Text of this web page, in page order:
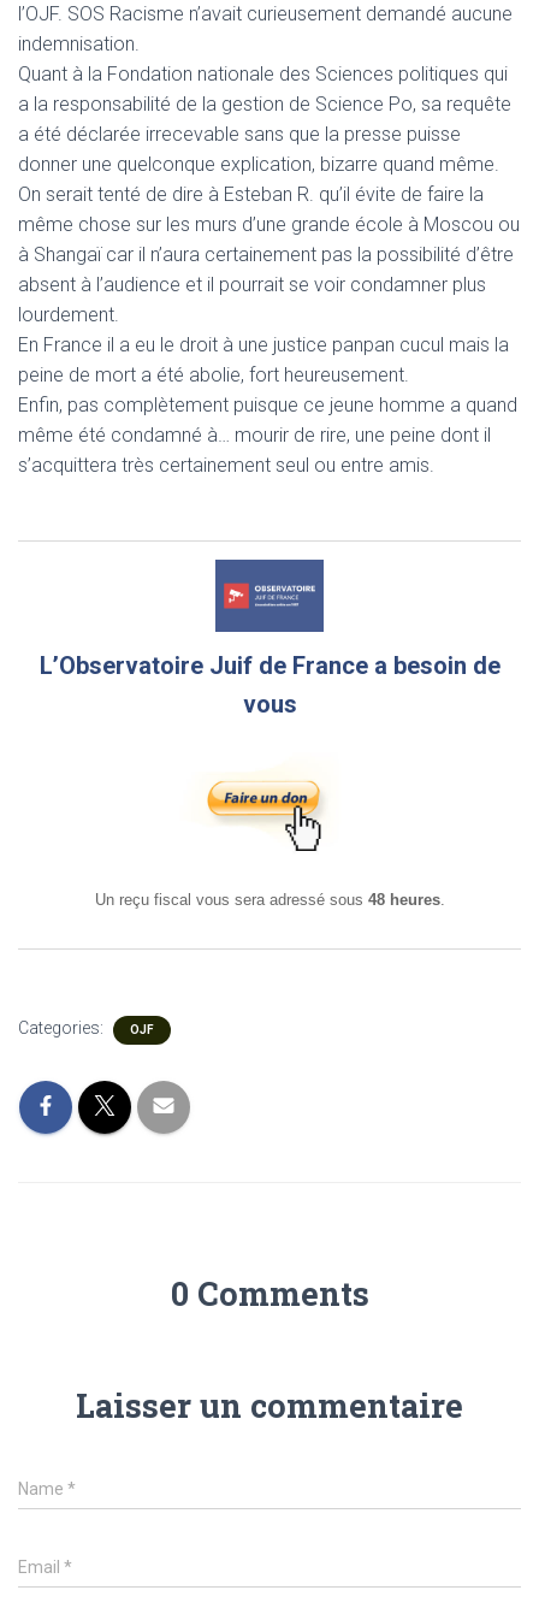
l’OJF. SOS Racisme n’avait curieusement demandé aucune
indemnisation.
Quant à la Fondation nationale des Sciences politiques qui
a la responsabilité de la gestion de Science Po, sa requête
a été déclarée irrecevable sans que la presse puisse
donner une quelconque explication, bizarre quand même.
On serait tenté de dire à Esteban R. qu’il évite de faire la
même chose sur les murs d’une grande école à Moscou ou
à Shangaï car il n’aura certainement pas la possibilité d’être
absent à l’audience et il pourrait se voir condamner plus
lourdement.
En France il a eu le droit à une justice panpan cucul mais la
peine de mort a été abolie, fort heureusement.
Enfin, pas complètement puisque ce jeune homme a quand
même été condamné à… mourir de rire, une peine dont il
s’acquittera très certainement seul ou entre amis.
L’Observatoire Juif de France a besoin de
vous
Un reçu fiscal vous sera adressé sous 48 heures.
Categories: OJF
0 Comments
Laisser un commentaire
Name *
Email *